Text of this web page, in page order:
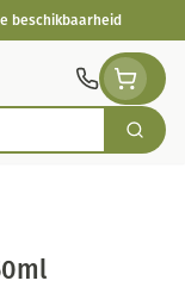
beschikbaarheid
Zoek